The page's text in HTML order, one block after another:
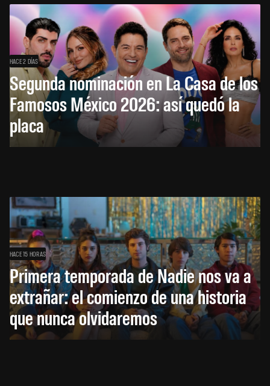
HACE 2 DÍAS
Segunda nominación en La Casa de los
Famosos México 2026: así quedó la
placa
HACE 15 HORAS
Primera temporada de Nadie nos va a
extrañar: el comienzo de una historia
que nunca olvidaremos